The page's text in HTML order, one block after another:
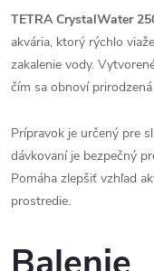
TETRA CrystalWater
akvária, ktorý rýchlo
zakalenie vody.
čím sa obnoví
Prípravok je určený pre
dávkovaní je bezpečný
Pomáha zlepšiť vzhľad
prostredie.